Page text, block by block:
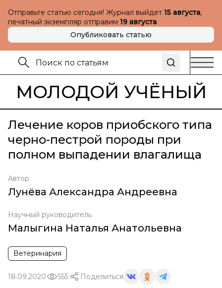
Отправьте статью сегодня! Журнал выйдет 15 августа,
печатный экземпляр отправим 19 августа
Опубликовать статью
МОЛОДОЙ УЧЁНЫЙ
Лечение коров приобского типа
черно-пестрой породы при
полном выпадении влагалища
Автор
Лунёва Александра Андреевна
Научный руководитель
Малыгина Наталья Анатольевна
Ветеринария
18.09.2020 555 Поделиться